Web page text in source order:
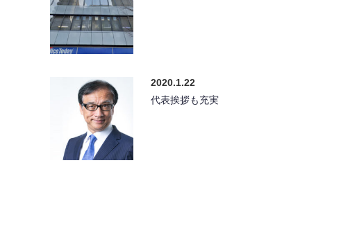
2020.1.22
代表挨拶も充実